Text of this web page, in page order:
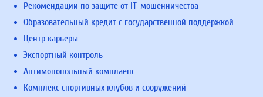
Рекомендации по защите от IT-мошенничества
Образовательный кредит с государственной поддержкой
Центр карьеры
Экспортный контроль
Антимонопольный комплаенс
Комплекс спортивных клубов и сооружений